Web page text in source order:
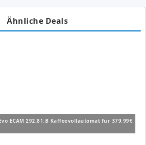
Ähnliche Deals
ECAM 292.81.B Kaffeevollautomat für 379,99€